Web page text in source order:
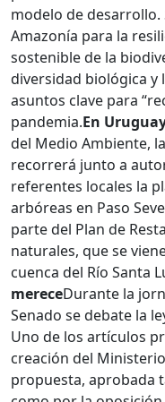
modelo de desarrollo.
Amazonía para la
sostenible de la
diversidad biológica y
asuntos clave para
pandemia.En
del Medio Ambiente,
recorrerá junto a
referentes locales la
arbóreas en Paso
parte del Plan de
naturales, que se
cuenca del Río Santa
mereceDurante la
Senado se debate la
Uno de los artículos
creación del
propuesta, aprobada